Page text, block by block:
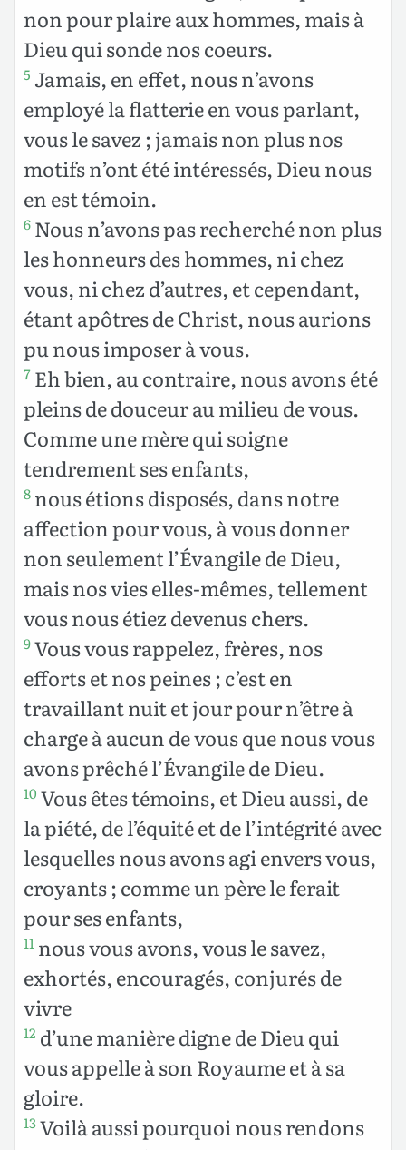
non pour plaire aux hommes, mais à
Dieu qui sonde nos coeurs.
5 Jamais, en effet, nous n’avons
employé la flatterie en vous parlant,
vous le savez ; jamais non plus nos
motifs n’ont été intéressés, Dieu nous
en est témoin.
6 Nous n’avons pas recherché non plus
les honneurs des hommes, ni chez
vous, ni chez d’autres, et cependant,
étant apôtres de Christ, nous aurions
pu nous imposer à vous.
7 Eh bien, au contraire, nous avons été
pleins de douceur au milieu de vous.
Comme une mère qui soigne
tendrement ses enfants,
8 nous étions disposés, dans notre
affection pour vous, à vous donner
non seulement l’Évangile de Dieu,
mais nos vies elles-mêmes, tellement
vous nous étiez devenus chers.
9Vous vous rappelez, frères, nos
efforts et nos peines ; c’est en
travaillant nuit et jour pour n’être à
charge à aucun de vous que nous vous
avons prêché l’Évangile de Dieu.
10 Vous êtes témoins, et Dieu aussi, de
la piété, de l’équité et de l’intégrité avec
lesquelles nous avons agi envers vous,
croyants ; comme un père le ferait
pour ses enfants,
11 nous vous avons, vous le savez,
exhortés, encouragés, conjurés de
vivre
12 d’une manière digne de Dieu qui
vous appelle à son Royaume et à sa
gloire.
13Voilà aussi pourquoi nous rendons